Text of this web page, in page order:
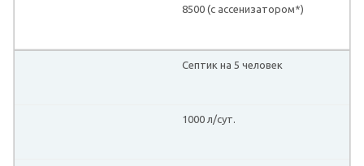
8500 (с ассенизатором*)
Септик на 5 человек
1000 л/сут.